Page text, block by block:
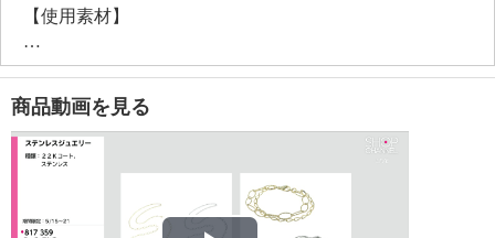
【使用素材】
・ステンレス
【メッキ素材】
・材質：ゴールドコート（２２Ｋ）（２２Ｋコート
）
【その他】
・個体差あり
【原産国（地）】
・日本製
商品動画を見る